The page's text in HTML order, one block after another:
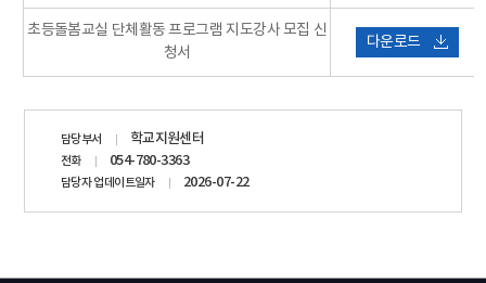
초등돌봄교실 단체활동 프로그램 지도강사 모집 신
청서
다운로드
담당부서 학교지원센터
전화 054-780-3363
담당자 업데이트일자 2026-07-22